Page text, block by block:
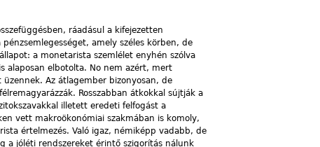
ráadásul a kifejezetten
amely széles körben, de
a monetarista szemlélet enyhén szólva
alaposan elbotolta. No nem azért, mert
Az átlagember bizonyosan, de
Rosszabban átkokkal sújtják a
illetett eredeti felfogást a
vett makroökonómiai szakmában is komoly,
értelmezés. Való igaz, némiképp vadabb, de
a jóléti rendszereket érintő szigorítás nálunk